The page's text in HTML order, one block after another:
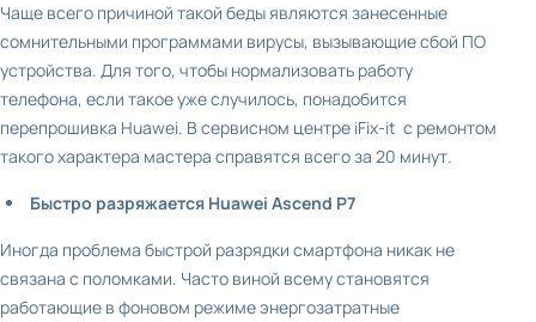
Чаще всего причиной такой беды являются занесенные
сомнительными программами вирусы, вызывающие сбой ПО
устройства. Для того, чтобы нормализовать работу
телефона, если такое уже случилось, понадобится
перепрошивка Huawei. В сервисном центре iFix-it с ремонтом
такого характера мастера справятся всего за 20 минут.
Быстро разряжается Huawei Ascend P7
Иногда проблема быстрой разрядки смартфона никак не
связана с поломками. Часто виной всему становятся
работающие в фоновом режиме энергозатратные